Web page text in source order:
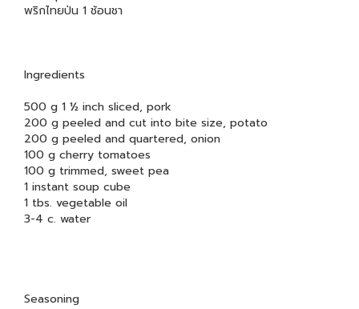
พริกไทยป่น 1 ช้อนชา
Ingredients
500 g 1 ½ inch sliced, pork
200 g peeled and cut into bite size, potato
200 g peeled and quartered, onion
100 g cherry tomatoes
100 g trimmed, sweet pea
1 instant soup cube
1 tbs. vegetable oil
3-4 c. water
Seasoning